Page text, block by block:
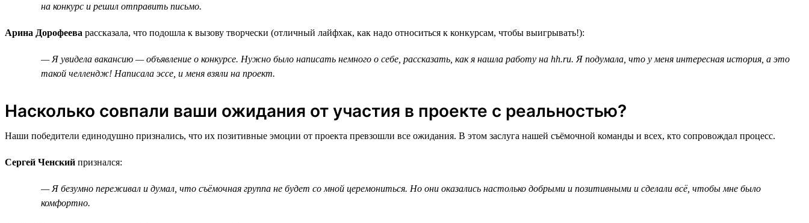
на конкурс и решил отправить письмо.
Арина Дорофеева рассказала, что подошла к вызову творчески (отличный лайфхак, как надо относиться к конкурсам, чтобы выигрывать!):
— Я увидела вакансию — объявление о конкурсе. Нужно было написать немного о себе, рассказать, как я нашла работу на hh.ru. Я подумала, что у меня интересная история, а это
такой челлендж! Написала эссе, и меня взяли на проект.
Насколько совпали ваши ожидания от участия в проекте с реальностью?
Наши победители единодушно признались, что их позитивные эмоции от проекта превзошли все ожидания. В этом заслуга нашей съёмочной команды и всех, кто сопровождал процесс.
Сергей Ченский признался:
— Я безумно переживал и думал, что съёмочная группа не будет со мной церемониться. Но они оказались настолько добрыми и позитивными и сделали всё, чтобы мне было
комфортно.